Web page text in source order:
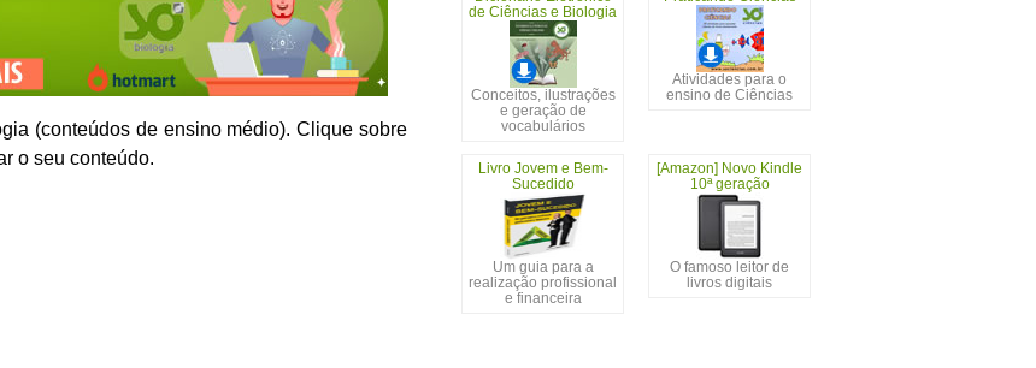
(conteúdos de ensino médio). Clique sobre
o seu conteúdo.
de Ciências e Biologia
Conceitos, ilustrações
e geração de
vocabulários
Atividades para o
ensino de Ciências
Livro Jovem e Bem-
Sucedido
Um guia para a
realização profissional
e financeira
[Amazon] Novo Kindle
10ª geração
O famoso leitor de
livros digitais